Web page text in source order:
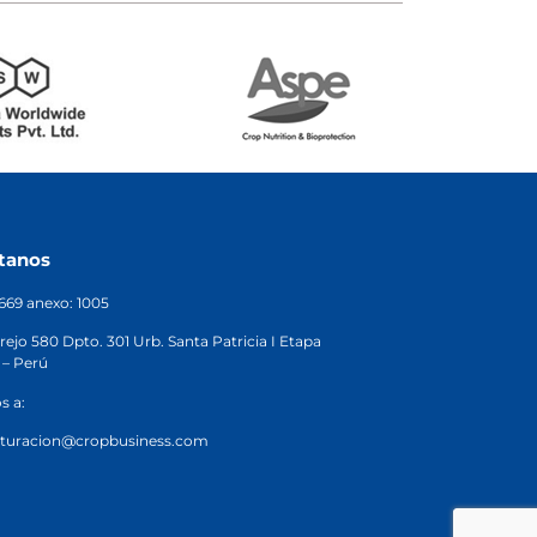
anexo: 1005
580 Dpto. 301 Urb. Santa Patricia I Etapa
Perú
a: